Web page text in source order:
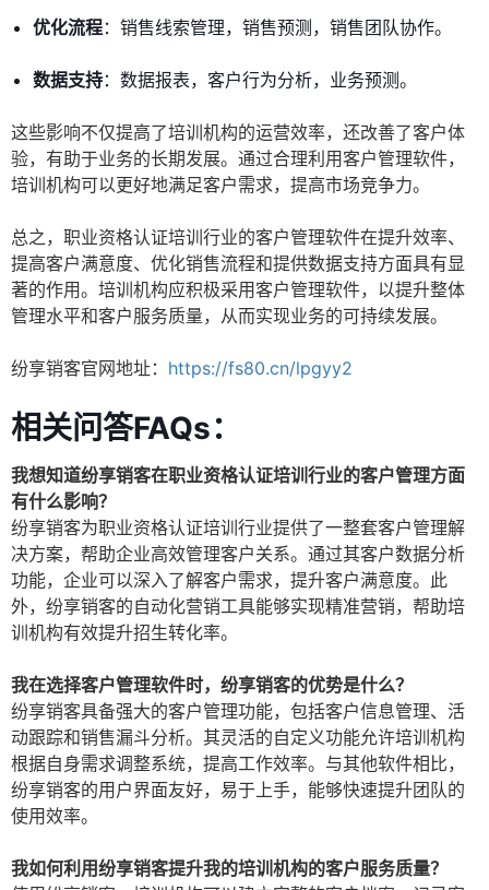
优化流程：销售线索管理，销售预测，销售团队协作。
数据支持：数据报表，客户行为分析，业务预测。
这些影响不仅提高了培训机构的运营效率，还改善了客户体
验，有助于业务的长期发展。通过合理利用客户管理软件，
培训机构可以更好地满足客户需求，提高市场竞争力。
总之，职业资格认证培训行业的客户管理软件在提升效率、
提高客户满意度、优化销售流程和提供数据支持方面具有显
著的作用。培训机构应积极采用客户管理软件，以提升整体
管理水平和客户服务质量，从而实现业务的可持续发展。
纷享销客官网地址： https://fs80.cn/lpgyy2
相关问答FAQs：
我想知道纷享销客在职业资格认证培训行业的客户管理方面
有什么影响？
纷享销客为职业资格认证培训行业提供了一整套客户管理解
决方案，帮助企业高效管理客户关系。通过其客户数据分析
功能，企业可以深入了解客户需求，提升客户满意度。此
外，纷享销客的自动化营销工具能够实现精准营销，帮助培
训机构有效提升招生转化率。
我在选择客户管理软件时，纷享销客的优势是什么？
纷享销客具备强大的客户管理功能，包括客户信息管理、活
动跟踪和销售漏斗分析。其灵活的自定义功能允许培训机构
根据自身需求调整系统，提高工作效率。与其他软件相比，
纷享销客的用户界面友好，易于上手，能够快速提升团队的
使用效率。
我如何利用纷享销客提升我的培训机构的客户服务质量？